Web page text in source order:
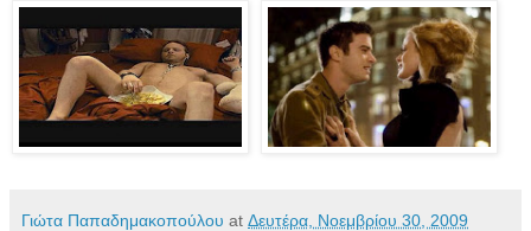
Γιώτα Παπαδημακοπούλου at Δευτέρα, Νοεμβρίου 30, 2009